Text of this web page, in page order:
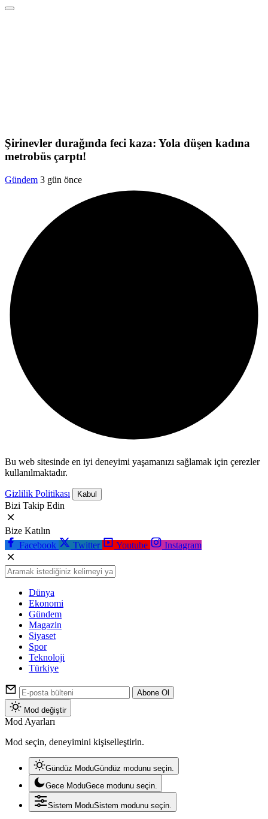
Şirinevler durağında feci kaza: Yola düşen kadına
metrobüs çarptı!
Gündem 3 gün önce
Bu web sitesinde en iyi deneyimi yaşamanızı sağlamak için çerezler
kullanılmaktadır.
Gizlilik Politikası Kabul
Bizi Takip Edin
Bize Katılın
Facebook
Twitter Youtube Instagram
Dünya
Ekonomi
Gündem
Magazin
Siyaset
Spor
Teknoloji
Türkiye
Abone Ol
Mod değiştir
Mod Ayarları
Mod seçin, deneyimini kişiselleştirin.
Gündüz ModuGündüz modunu seçin.
Gece ModuGece modunu seçin.
Sistem ModuSistem modunu seçin.